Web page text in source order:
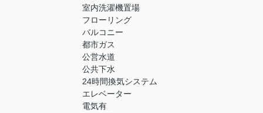
室内洗濯機置場
フローリング
バルコニー
都市ガス
公営水道
公共下水
24時間換気システム
エレベーター
電気有